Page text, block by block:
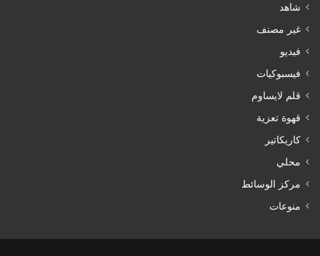
شاهد
غير مصنف
فيديو
فيسبوكيات
قلم لايساوم
قهوة تعزية
كاريكاتير
محلي
مركز الوسائط
منوعات